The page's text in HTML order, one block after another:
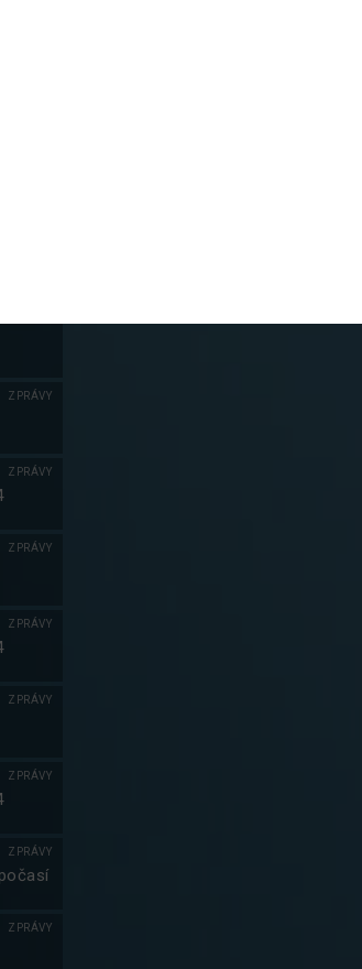
ZPRÁVY
ZPRÁVY
ZPRÁVY
ZPRÁVY
ZPRÁVY
ZPRÁVY
ZPRÁVY
ZPRÁVY